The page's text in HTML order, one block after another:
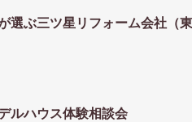
選ぶ三ツ星リフォーム会社（東
ルハウス体験相談会